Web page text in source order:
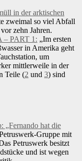
in der arktischen
zweimal so viel Abfall
zehn Jahren.
– PART 1: „Im ersten
in Amerika geht
um
mittlerweile in der
Teile (2 und 3) sind
„Fernando hat die
Gruppe mit
Petruswerk besitzt
und ist wegen